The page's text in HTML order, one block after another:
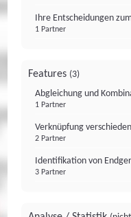
Ihre Entscheidungen
1 Partner
Features (3)
Abgleichung und
1 Partner
Verknüpfung
2 Partner
Identifikation von
3 Partner